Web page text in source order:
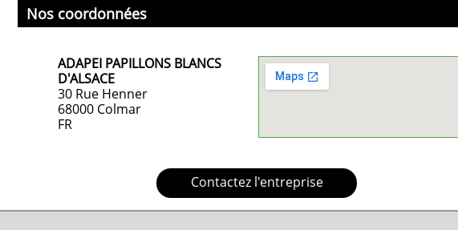
Nos coordonnées
ADAPEI PAPILLONS BLANCS
D'ALSACE
30 Rue Henner
68000 Colmar
FR
Contactez l'entreprise